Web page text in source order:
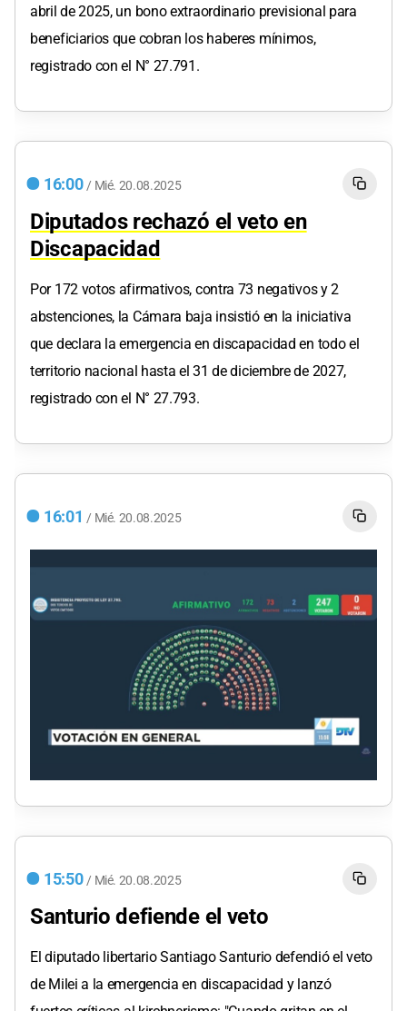
abril de 2025, un bono extraordinario previsional para
beneficiarios que cobran los haberes mínimos,
registrado con el N° 27.791.
16:00 / Mié. 20.08.2025
Diputados rechazó el veto en
Discapacidad
Por 172 votos afirmativos, contra 73 negativos y 2
abstenciones, la Cámara baja insistió en la iniciativa
que declara la emergencia en discapacidad en todo el
territorio nacional hasta el 31 de diciembre de 2027,
registrado con el N° 27.793.
16:01 / Mié. 20.08.2025
15:50 / Mié. 20.08.2025
Santurio defiende el veto
El diputado libertario Santiago Santurio defendió el veto
de Milei a la emergencia en discapacidad y lanzó